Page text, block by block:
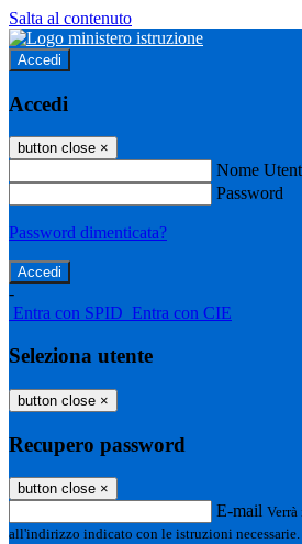
Salta al contenuto
Accedi
Accedi
button close ×
Nome
Password
Password dimenticata?
-
Entra con SPID Entra con CIE
Seleziona utente
button close ×
Recupero password
button close ×
E-mail
all'indirizzo indicato con le istruzioni necessarie.